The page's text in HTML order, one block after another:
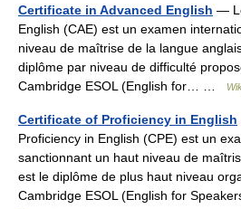
Certificate in Advanced English —
English (CAE) est un examen
niveau de maîtrise de la langue
diplôme par niveau de difficulté
Cambridge ESOL (English for… …
Certificate of Proficiency in English
Proficiency in English (CPE) est un
sanctionnant un haut niveau de
est le diplôme de plus haut niveau
Cambridge ESOL (English for